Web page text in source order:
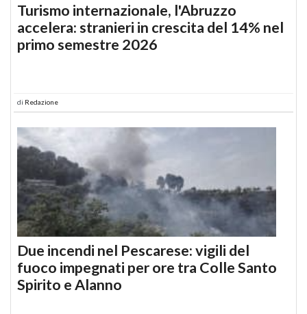
Turismo internazionale, l'Abruzzo
accelera: stranieri in crescita del 14% nel
primo semestre 2026
di Redazione
Due incendi nel Pescarese: vigili del
fuoco impegnati per ore tra Colle Santo
Spirito e Alanno